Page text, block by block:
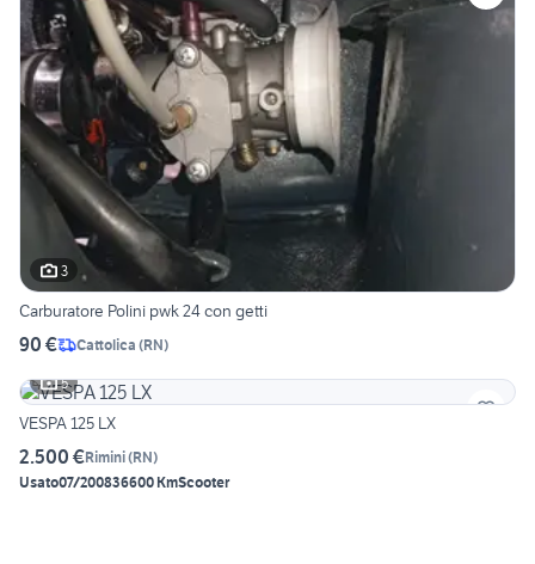
3
Carburatore Polini pwk 24 con getti
90 € Cattolica (RN)
5
VESPA 125 LX
2.500 €Rimini(RN)
Usato07/200836600 KmScooter